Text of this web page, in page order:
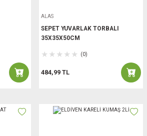
ALAS
SEPET YUVARLAK TORBALI
35X35X50CM
(0)
484,99 TL